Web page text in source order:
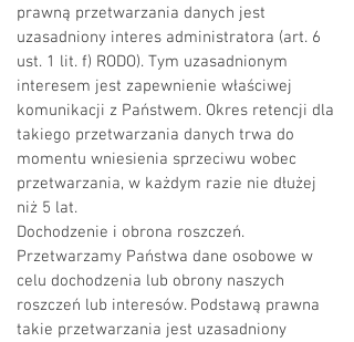
prawną przetwarzania danych jest
uzasadniony interes administratora (art. 6
ust. 1 lit. f) RODO). Tym uzasadnionym
interesem jest zapewnienie właściwej
komunikacji z Państwem. Okres retencji dla
takiego przetwarzania danych trwa do
momentu wniesienia sprzeciwu wobec
przetwarzania, w każdym razie nie dłużej
niż 5 lat.
Dochodzenie i obrona roszczeń.
Przetwarzamy Państwa dane osobowe w
celu dochodzenia lub obrony naszych
roszczeń lub interesów. Podstawą prawna
takie przetwarzania jest uzasadniony